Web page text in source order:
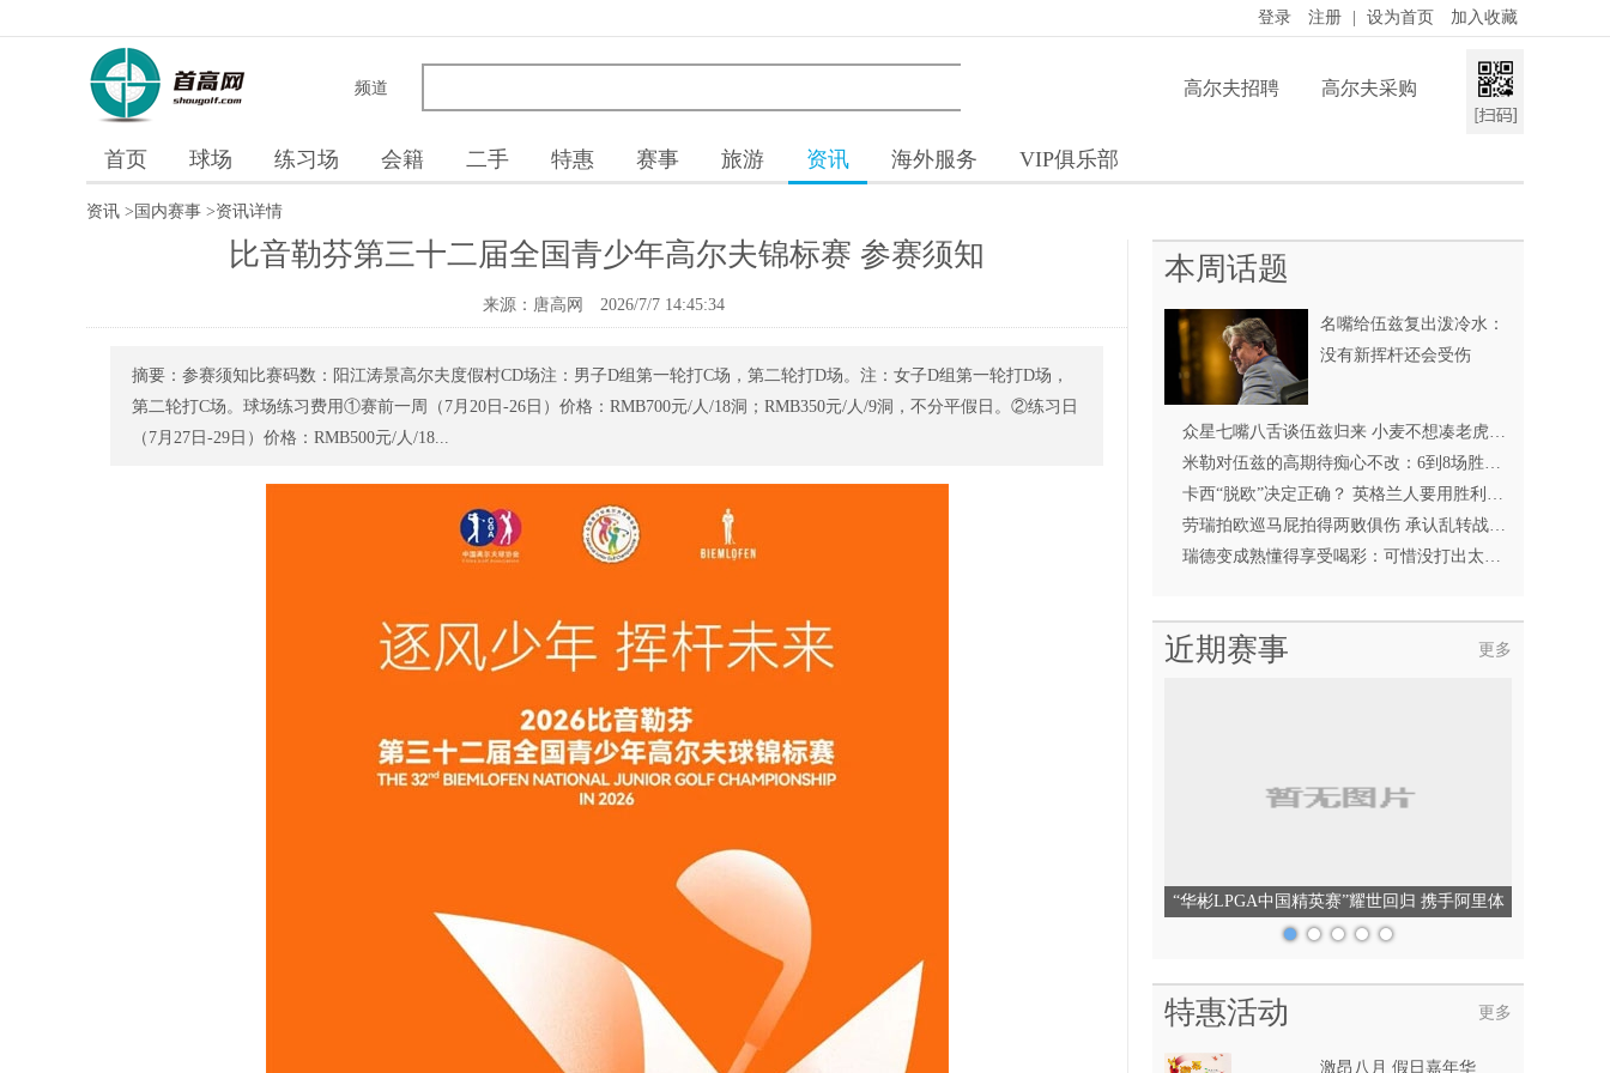
登录 注册 设为首页 加入收藏
高尔夫招聘 高尔夫采购
频道
首页 球场 练习场 会籍 二手 特惠 赛事 旅游 资讯 海外服务 VIP俱乐部
资讯 > 国内赛事 >资讯详情
比音勒芬第三十二届全国青少年高尔夫锦标赛 参赛须知
来源：唐高网 2026/7/7 14:45:34
摘要：参赛须知比赛码数：阳江涛景高尔夫度假村CD场注：男子D组第一轮打C场，第二轮打D场。注：女子D组第一轮打D场，
第二轮打C场。球场练习费用①赛前一周（7月20日-26日）价格：RMB700元/人/18洞；RMB350元/人/9洞，不分平假日。②练习日
（7月27日-29日）价格：RMB500元/人/18...
本周话题
名嘴给伍兹复出泼冷水：
没有新挥杆还会受伤
众星七嘴八舌谈伍兹归来 小麦不想凑老虎热闹
米勒对伍兹的高期待痴心不改：6到8场胜利没问题
卡西“脱欧”决定正确？ 英格兰人要用胜利来证明
劳瑞拍欧巡马屁拍得两败俱伤 承认乱转战线遭反噬
瑞德变成熟懂得享受喝彩：可惜没打出太多精彩球
更多
近期赛事
“华彬LPGA中国精英赛”耀世回归 携手阿里体
育共绘高尔夫新愿景
更多
特惠活动
激昂八月 假日嘉年华